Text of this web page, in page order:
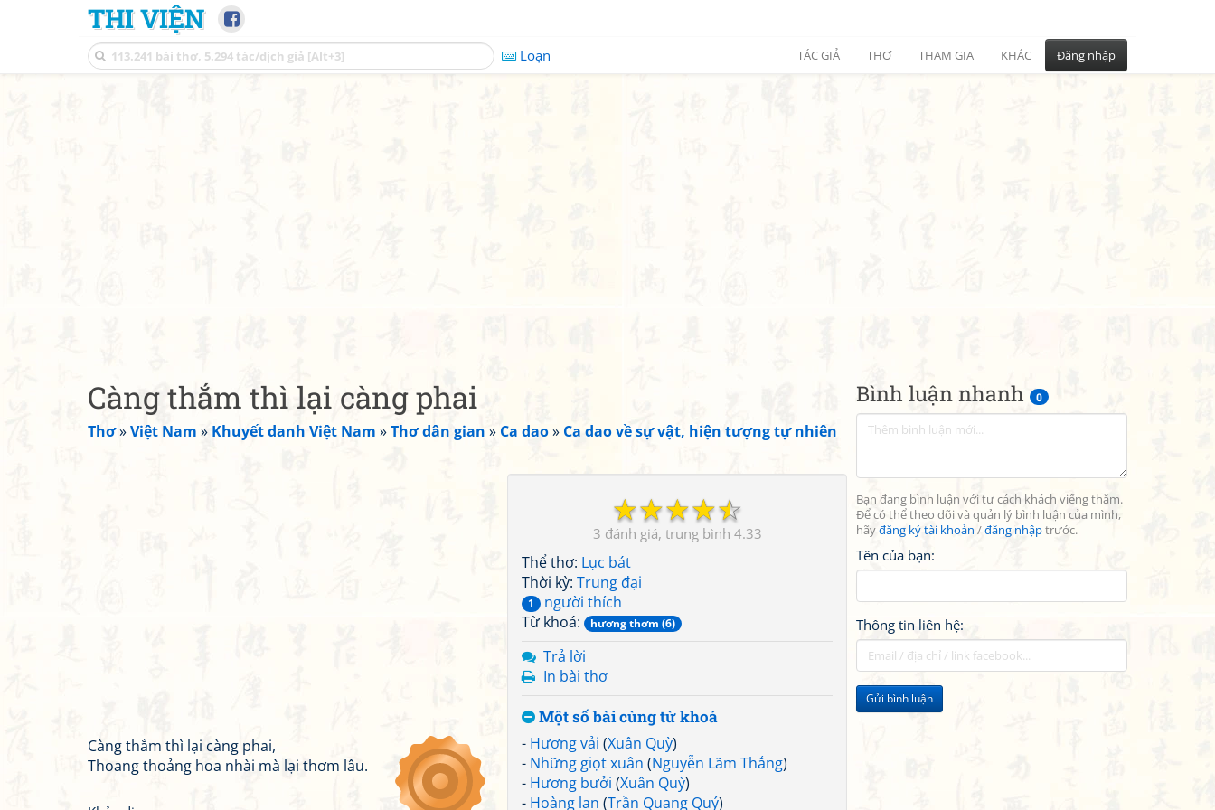
THI VIỆN
Loạn TÁC GIẢ THƠ THAM GIA KHÁC Đăng nhập
Bình luận nhanh 0
Bạn đang bình luận với tư cách khách viếng thăm.
Để có thể theo dõi và quản lý bình luận của mình,
hãyđăng ký tài khoản /đăng nhậptrước.
Tên của bạn:
Thông tin liên hệ:
Gửi bình luận
Càng thắm thì lại càng phai
Thơ»Việt Nam » Khuyết danh Việt Nam »Thơ dân gian » Ca dao» Ca dao về sự vật, hiện tượng tự nhiên
☆
☆
☆
☆
☆
3 4.33
Thể thơ: Lục bát
Thời kỳ: Trung đại
1
người thích
Từ khoá:
hương thơm (6)
Trả lời
In bài thơ
Một số bài cùng từ khoá
- Hương vải (Xuân Quỳ)
- Những giọt xuân (Nguyễn Lãm Thắng)
- Hương bưởi (Xuân Quỳ)
- Hoàng lan (Trần Quang Quý)
Càng thắm thì lại càng phai,
Thoang thoảng hoa nhài mà lại thơm lâu.